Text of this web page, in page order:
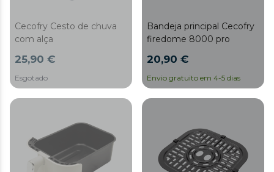
Cecofry Cesto de chuva
com alça
25,90 €
Esgotado
Bandeja principal Cecofry
firedome 8000 pro
20,90 €
Envio gratuito em 4-5 dias